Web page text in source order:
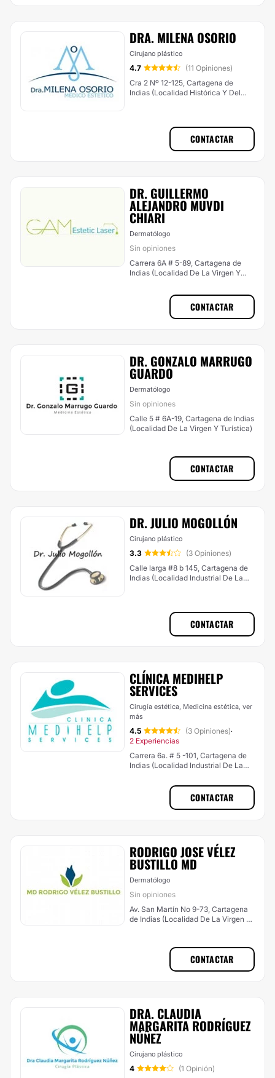
DRA. MILENA OSORIO
Cirujano plástico
4.7
(11 Opiniones)
Cra 2 Nº 12-125, Cartagena de
Indias (Localidad Histórica Y Del
CONTACTAR
DR. GUILLERMO
ALEJANDRO MUVDI
CHIARI
Dermatólogo
Sin opiniones
Carrera 6A # 5-89, Cartagena de
Indias (Localidad De La Virgen Y
CONTACTAR
DR. GONZALO MARRUGO
GUARDO
Dermatólogo
Sin opiniones
Calle 5 # 6A-19, Cartagena de Indias
(Localidad De La Virgen Y Turística)
CONTACTAR
DR. JULIO MOGOLLÓN
Cirujano plástico
3.3
(3 Opiniones)
Calle larga #8 b 145, Cartagena de
Indias (Localidad Industrial De La
CONTACTAR
CLÍNICA MEDIHELP
SERVICES
Cirugía estética, Medicina estética, ver
más
4.5 (3 Opiniones)·
2 Experiencias
Carrera 6a. # 5 -101, Cartagena de
Indias (Localidad Industrial De La
CONTACTAR
RODRIGO JOSE VÉLEZ
BUSTILLO MD
Dermatólogo
Sin opiniones
Av. San Martín No 9-73, Cartagena
de Indias (Localidad De La Virgen Y
CONTACTAR
DRA. CLAUDIA
MARGARITA RODRÍGUEZ
NÚÑEZ
Cirujano plástico
4
(1 Opinión)